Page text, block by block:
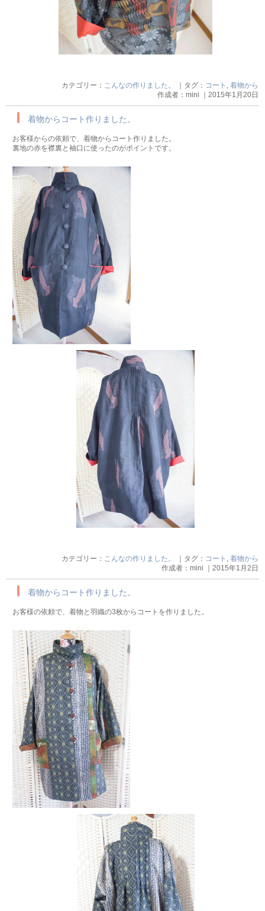
カテゴリー： こんなの作りました。 ｜タグ： コート , 着物から
作成者：mini ｜2015年1月20日
着物からコート作りました。
お客様からの依頼で、着物からコート作りました。
裏地の赤を襟裏と袖口に使ったのがポイントです。
カテゴリー： こんなの作りました。 ｜タグ： コート
着物から
作成者：mini ｜2015年1月2日
着物からコート作りました。
お客様の依頼で、着物と羽織の3枚からコートを作りました。